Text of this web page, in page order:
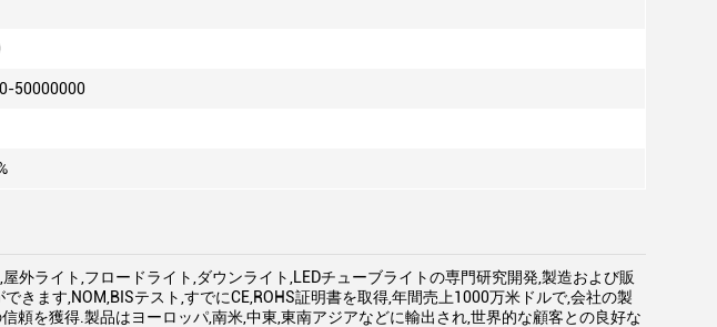
50000000
外ライト,フロードライト,ダウンライト,LEDチューブライトの専門研究開発,製造および販
きます,NOM,BISテスト,すでにCE,ROHS証明書を取得,年間売上1000万米ドルで,会社の製
頼を獲得.製品はヨーロッパ,南米,中東,東南アジアなどに輸出され,世界的な顧客との良好な